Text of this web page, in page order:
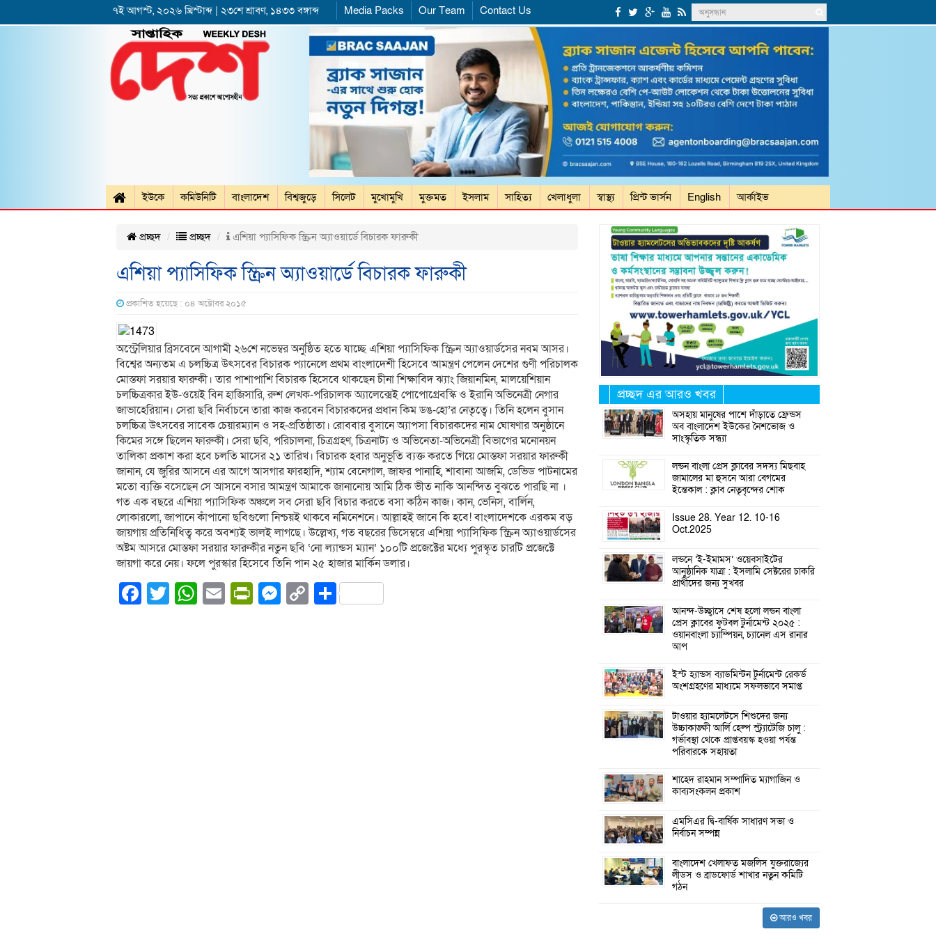
৭ই আগস্ট, ২০২৬ খ্রিস্টাব্দ | ২৩শে শ্রাবণ, ১৪৩৩ বঙ্গাব্দ Media Packs Our Team Contact Us
ইউকে কমিউনিটি বাংলাদেশ বিশ্বজুড়ে সিলেট মুখোমুখি মুক্তমত ইসলাম সাহিত্য খেলাধুলা স্বাস্থ্য প্রিন্ট ভার্সন English আর্কাইভ
প্রচ্ছদ প্রচ্ছদ এশিয়া প্যাসিফিক স্ক্রিন অ্যাওয়ার্ডে বিচারক ফারুকী
এশিয়া প্যাসিফিক স্ক্রিন অ্যাওয়ার্ডে বিচারক ফারুকী
প্রকাশিত হয়েছে : ০৪ অক্টোবর ২০১৫
অস্ট্রেলিয়ার ব্রিসবেনে আগামী ২৬শে নভেম্বর অনুষ্ঠিত হতে যাচ্ছে এশিয়া প্যাসিফিক স্ক্রিন অ্যাওয়ার্ডসের নবম আসর।
বিশ্বের অন্যতম এ চলচ্চিত্র উৎসবের বিচারক প্যানেলে প্রথম বাংলাদেশী হিসেবে আমন্ত্রণ পেলেন দেশের গুণী পরিচালক
মোস্তফা সরয়ার ফারুকী। তার পাশাপাশি বিচারক হিসেবে থাকছেন চীনা শিক্ষাবিদ ঝ্যাং জিয়ানমিন, মালয়েশিয়ান
চলচ্চিত্রকার ইউ-ওয়েই বিন হাজিসারি, রুশ লেখক-পরিচালক অ্যালেক্সেই পোপোগ্রেবস্কি ও ইরানি অভিনেত্রী নেগার
জাভাহেরিয়ান। সেরা ছবি নির্বাচনে তারা কাজ করবেন বিচারকদের প্রধান কিম ডঙ-হো’র নেতৃত্বে। তিনি হলেন বুসান
চলচ্চিত্র উৎসবের সাবেক চেয়ারম্যান ও সহ-প্রতিষ্ঠাতা। রোববার বুসানে অ্যাপসা বিচারকদের নাম ঘোষণার অনুষ্ঠানে
কিমের সঙ্গে ছিলেন ফারুকী। সেরা ছবি, পরিচালনা, চিত্রগ্রহণ, চিত্রনাট্য ও অভিনেতা-অভিনেত্রী বিভাগের মনোনয়ন
তালিকা প্রকাশ করা হবে চলতি মাসের ২১ তারিখ। বিচারক হবার অনুভূতি ব্যক্ত করতে গিয়ে মোস্তফা সরয়ার ফারুকী
জানান, যে জুরির আসনে এর আগে আসগার ফারহাদি, শ্যাম বেনেগাল, জাফর পানাহি, শাবানা আজমি, ডেভিড পাটনামের
মতো ব্যক্তি বসেছেন সে আসনে বসার আমন্ত্রণ আমাকে জানানোয় আমি ঠিক ভীত নাকি আনন্দিত বুঝতে পারছি না ।
গত এক বছরে এশিয়া প্যাসিফিক অঞ্চলে সব সেরা ছবি বিচার করতে বসা কঠিন কাজ। কান, ভেনিস, বার্লিন,
লোকারলো, জাপানে কাঁপানো ছবিগুলো নিশ্চয়ই থাকবে নমিনেশনে। আল্লাহই জানে কি হবে! বাংলাদেশকে এরকম বড়
জায়গায় প্রতিনিধিত্ব করে অবশ্যই ভালই লাগছে। উল্লেখ্য, গত বছরের ডিসেম্বরে এশিয়া প্যাসিফিক স্ক্রিন অ্যাওয়ার্ডসের
অষ্টম আসরে মোস্তফা সরয়ার ফারুকীর নতুন ছবি ‘নো ল্যান্ডস ম্যান’ ১০০টি প্রজেক্টের মধ্যে পুরস্কৃত চারটি প্রজেক্টে
জায়গা করে নেয়। ফলে পুরস্কার হিসেবে তিনি পান ২৫ হাজার মার্কিন ডলার।
Facebook
Twitter
WhatsApp
EmailPrintFriendly
Messenger
CopyShare
প্রচ্ছদ এর আরও খবর
অসহায় মানুষের পাশে দাঁড়াতে ফ্রেন্ডস
অব বাংলাদেশ ইউকের নৈশভোজ ও
সাংস্কৃতিক সন্ধ্যা
লন্ডন বাংলা প্রেস ক্লাবের সদস্য মিছবাহ
জামালের মা হুসনে আরা বেগমের
ইন্তেকাল : ক্লাব নেতৃবৃন্দের শোক
Issue 28. Year 12. 10-16
Oct.2025
লন্ডনে ‘ই-ইমামস’ ওয়েবসাইটের
আনুষ্ঠানিক যাত্রা : ইসলামি সেক্টরের চাকরি
প্রার্থীদের জন্য সুখবর
আনন্দ-উচ্ছ্বাসে শেষ হলো লন্ডন বাংলা
প্রেস ক্লাবের ফুটবল টুর্নামেন্ট ২০২৫ :
ওয়ানবাংলা চ্যাম্পিয়ন, চ্যানেল এস রানার
আপ
ইস্ট হ্যান্ডস ব্যাডমিন্টন টুর্নামেন্ট রেকর্ড
অংশগ্রহণের মাধ্যমে সফলভাবে সমাপ্ত
টাওয়ার হ্যামলেটসে শিশুদের জন্য
উচ্চাকাঙ্ক্ষী আর্লি হেল্প স্ট্র্যাটেজি চালু :
গর্ভাবস্থা থেকে প্রাপ্তবয়স্ক হওয়া পর্যন্ত
পরিবারকে সহায়তা
শাহেদ রাহমান সম্পাদিত ম্যাগাজিন ও
কাব্যসংকলন প্রকাশ
এমসিএর দ্বি-বার্ষিক সাধারণ সভা ও
নির্বাচন সম্পন্ন
বাংলাদেশ খেলাফত মজলিস যুক্তরাজ্যের
লীডস ও ব্রাডফোর্ড শাখার নতুন কমিটি
গঠন
আরও খবর